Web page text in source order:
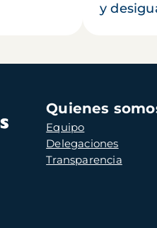
y
Navegación
principal
Quienes
Equipo
Delegaciones
Transparencia